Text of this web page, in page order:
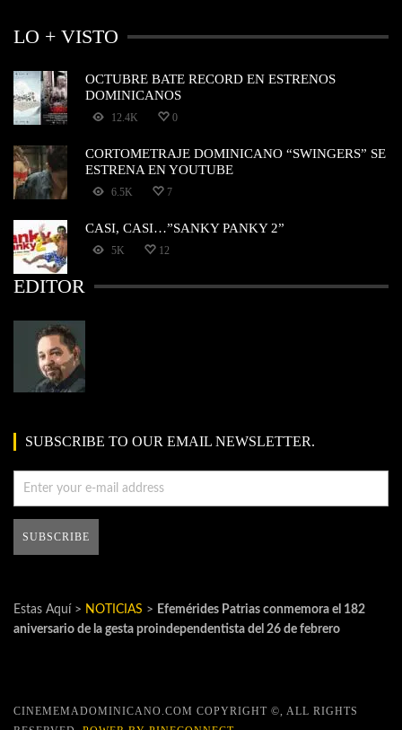
LO + VISTO
OCTUBRE BATE RECORD EN ESTRENOS
DOMINICANOS
12.4K 0
CORTOMETRAJE DOMINICANO “SWINGERS” SE
ESTRENA EN YOUTUBE
6.5K 7
CASI, CASI…”SANKY PANKY 2”
5K 12
EDITOR
SUBSCRIBE TO OUR EMAIL NEWSLETTER.
Estas Aquí > NOTICIAS > Efemérides Patrias conmemora el 182
aniversario de la gesta proindependentista del 26 de febrero
CINEMEMADOMINICANO.COM COPYRIGHT ©, ALL RIGHTS